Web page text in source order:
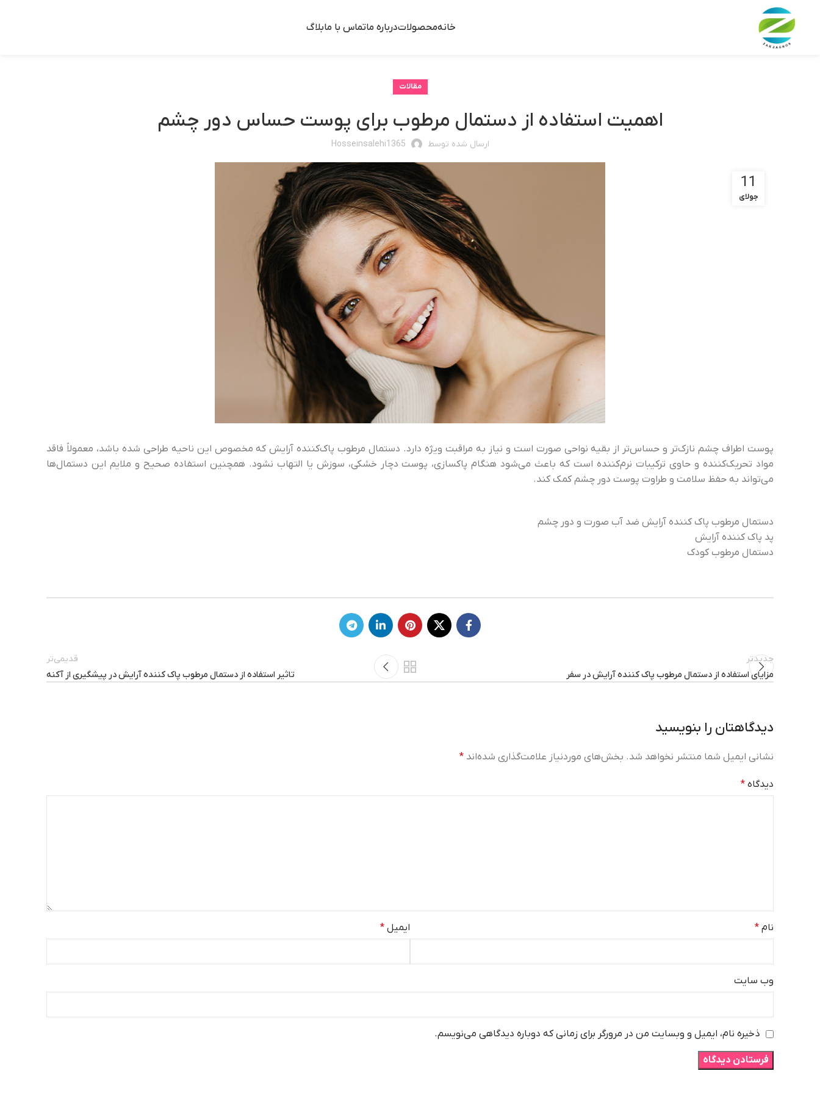
خانهمحصولاتدرباره ماتماس با مابلاگ
مقالات
اهمیت استفاده از دستمال مرطوب برای پوست حساس دور چشم
ارسال شده توسط Hosseinsalehi1365
11
جولای
پوست اطراف چشم نازک‌تر و حساس‌تر از بقیه نواحی صورت است و نیاز به مراقبت ویژه دارد. دستمال مرطوب پاک‌کننده آرایش که مخصوص این ناحیه طراحی شده باشد، معمولاً فاقد
مواد تحریک‌کننده و حاوی ترکیبات نرم‌کننده است که باعث می‌شود هنگام پاکسازی، پوست دچار خشکی، سوزش یا التهاب نشود. همچنین استفاده صحیح و ملایم این دستمال‌ها
می‌تواند به حفظ سلامت و طراوت پوست دور چشم کمک کند.
دستمال مرطوب پاک کننده آرایش ضد آب صورت و دور چشم
پد پاک کننده آرایش
دستمال مرطوب کودک
جدیدتر
مزایای استفاده از دستمال مرطوب پاک کننده آرایش در سفر
قدیمی‌تر
تاثیر استفاده از دستمال مرطوب پاک کننده آرایش در پیشگیری از آکنه
دیدگاهتان را بنویسید
نشانی ایمیل شما منتشر نخواهد شد. بخش‌های موردنیاز علامت‌گذاری شده‌اند *
دیدگاه *
نام * ایمیل *
وب‌ سایت
ذخیره نام، ایمیل و وبسایت من در مرورگر برای زمانی که دوباره دیدگاهی می‌نویسم.